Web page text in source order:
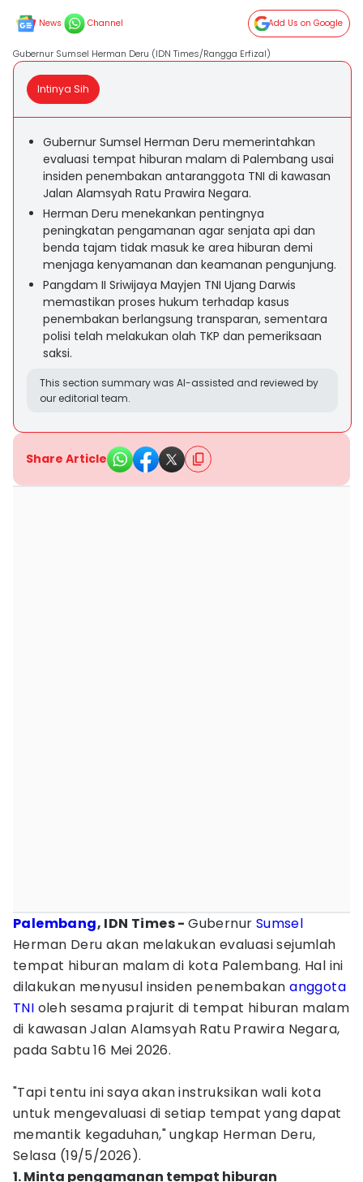
News Channel Add Us on Google
Gubernur Sumsel Herman Deru (IDN Times/Rangga Erfizal)
Intinya Sih
Gubernur Sumsel Herman Deru memerintahkan
evaluasi tempat hiburan malam di Palembang usai
insiden penembakan antaranggota TNI di kawasan
Jalan Alamsyah Ratu Prawira Negara.
Herman Deru menekankan pentingnya
peningkatan pengamanan agar senjata api dan
benda tajam tidak masuk ke area hiburan demi
menjaga kenyamanan dan keamanan pengunjung.
Pangdam II Sriwijaya Mayjen TNI Ujang Darwis
memastikan proses hukum terhadap kasus
penembakan berlangsung transparan, sementara
polisi telah melakukan olah TKP dan pemeriksaan
saksi.
This section summary was AI-assisted and reviewed by
our editorial team.
Share Article
Palembang, IDN Times -Gubernur Sumsel
Herman Deru akan melakukan evaluasi sejumlah
tempat hiburan malam di kota Palembang. Hal ini
dilakukan menyusul insiden penembakananggota
TNI oleh sesama prajurit di tempat hiburan malam
di kawasan Jalan Alamsyah Ratu Prawira Negara,
pada Sabtu 16 Mei 2026.
"Tapi tentu ini saya akan instruksikan wali kota
untuk mengevaluasi di setiap tempat yang dapat
memantik kegaduhan," ungkap Herman Deru,
Selasa (19/5/2026).
1. Minta pengamanan tempat hiburan